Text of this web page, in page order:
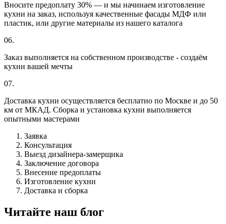
Вносите предоплату 30% — и мы начинаем изготовление
кухни на заказ, используя качественные фасады МДФ или
пластик, или другие материалы из нашего каталога
06.
Заказ выполняется на собственном производстве - создаём
кухни вашей мечты
07.
Доставка кухни осуществляется бесплатно по Москве и до 50
км от МКАД. Сборка и установка кухни выполняется
опытными мастерами
Заявка
Консультация
Выезд дизайнера-замерщика
Заключение договора
Внесение предоплаты
Изготовление кухни
Доставка и сборка
Читайте наш блог